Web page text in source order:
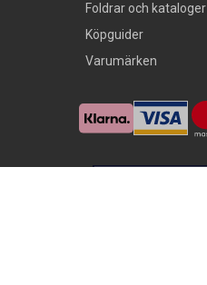
Foldrar och kataloger
Köpguider
Varumärken